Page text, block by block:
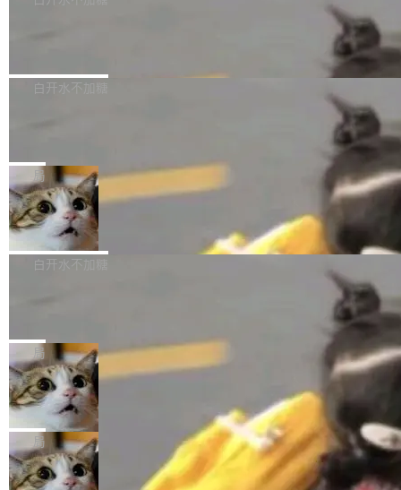
w 不要求标准普通话，方言识别覆盖粤语、吴语
容提供的字体时出现的几个问题 为避免音频加
质的最低采样率）的音频格式将被拒绝 修复了 C
SS 圆角虚线样式中可能存在的问题 如果表单中
的图像元素不在同一个子树中，则它们将不再关
联 加...
发布的 Release Notes，他利用 AI 工具（如 Co
最强的若干项。对于尚未正式发版的 PG 19，则
通过拉取过去一年内（从 PG 18 Beta1 时间点
至今）的所有 commit，同样交由 AI 分析提炼。
经过人工复核，准确度令人满意。这一方法也为
社区爱好者提供了高效跟踪新版本的思路。
白开水不加糖
维护工作一直与我的日常工作、家务、社交生活
和休闲娱乐竞争时间。" 这是 libexpat 维护者 S
ebastian Pipping 写在博客里的话。8 月 4 日，
他宣布了一个新消息：从 2026 年 8 月 1 日起，
他可以全职维护 libexpat 了，最长 6 个月。发
库之一。你的操作系统、浏览器、无数的基础设
施软件，很可能都在用它。而过去十年，维护它
的人一直在用业余...
局
Firefox 153.0.3 发布
Firefox 153.0.3 现已发布，具体更新内容如
下： New Smart Window 包含多项增强功能：
gi?id=2019042">Bug&nbsp;2019042</a>）</l
i> <li>现在，助手可以直接使用 Exa 的网络搜索
结果回答问题，而无需将问题转交给搜索引擎。
（<a href="https://bugzilla.mozilla.org/show_
bug.cgi?id=204...
白开水不加糖
的 npm 包。项目的核心论点是：容器不适合 Ag
ent 计算。真正适合的，是 Isolate。 Cloudflare
工程师在这件事上没什么可谦虚的——他们用 W
orkers 跑了十年 Isolate。用 CEO Matthew Pri
nce 的话说：「我们一生都在用 Isolate 运行代
码，而 AI Agent 不需要容器，它们需要的是 Iso
late。」 容器为什么不合适 容器的问题在于启动
局
OpenAI 公开邮件和聊天记录回应苹果
诉讼，称“Apple is getting this wron
g”
上个月，苹果一纸诉状把 OpenAI 告上法庭，指
控其挖角苹果前员工并窃取商业秘密。苹果的诉
状把 OpenAI 描述成一个系统性地从前东家挖
人、套取机密信息的对手。 OpenAI 没发律师
局
HUAWEI MatePad Edge上架WorkBu